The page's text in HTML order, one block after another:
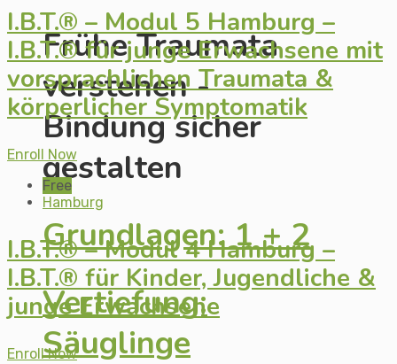
Frühe Traumata
verstehen -
Bindung sicher
gestalten
Grundlagen: 1 + 2
Vertiefung:
Säuglinge
I.B.T.® – Modul 5 Hamburg –
I.B.T.® für junge Erwachsene mit
vorsprachlichen Traumata &
körperlicher Symptomatik
Enroll Now
Free
Hamburg
I.B.T.® – Modul 4 Hamburg –
I.B.T.® für Kinder, Jugendliche &
junge Erwachsene
Enroll Now